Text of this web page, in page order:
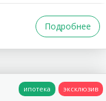
Подробнее